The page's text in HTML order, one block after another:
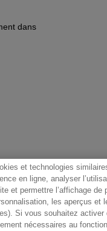
dans
Conditions générales
des données
et technologies
en ligne, analyser
et permettre l’affichage de
les aperçus et
Si vous souhaitez activer
nécessaires au